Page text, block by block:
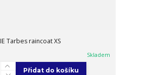
Tarbes raincoat XS
Skladem
Přidat do košíku